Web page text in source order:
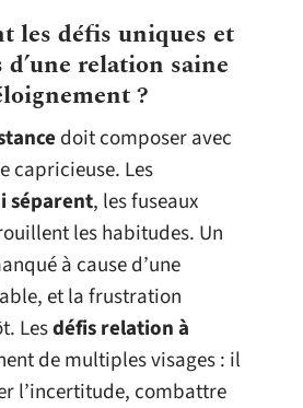
les défis uniques et
d’une relation saine
?
doit composer avec
capricieuse. Les
séparent, les fuseaux
les habitudes. Un
à cause d’une
et la frustration
Lesdéfis relation à
de multiples visages : il
l’incertitude, combattre